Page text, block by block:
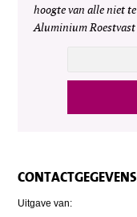
hoogte van alle niet
Aluminium
CONTACTGEGEVENS
Uitgave van: